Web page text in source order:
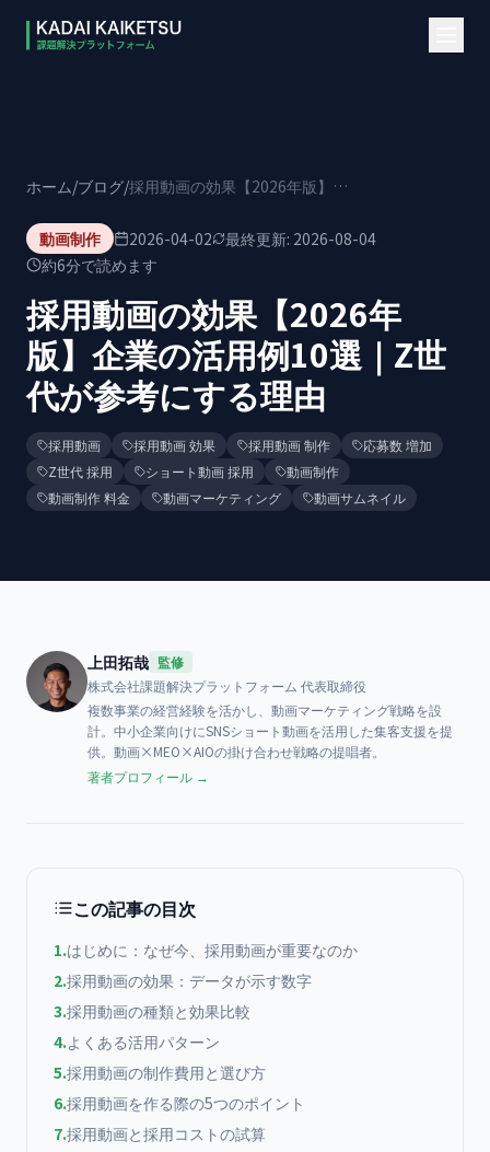
ホーム/ブログ/ 採用動画の効果【2026年版】企業の活用例10選｜Z世代が参考にする理由
動画制作 2026-04-02 最終更新: 2026-08-04
約6分で読めます
採用動画の効果【2026年
版】企業の活用例10選｜Z世
代が参考にする理由
採用動画 採用動画 効果 採用動画 制作
応募数 増加
Z世代 採用
ショート動画 採用
動画制作
動画制作 料金
動画マーケティング 動画サムネイル
上田拓哉 監修
株式会社課題解決プラットフォーム 代表取締役
複数事業の経営経験を活かし、動画マーケティング戦略を設
計。中小企業向けにSNSショート動画を活用した集客支援を提
供。動画×MEO×AIOの掛け合わせ戦略の提唱者。
著者プロフィール →
この記事の目次
1.はじめに：なぜ今、採用動画が重要なのか
2.採用動画の効果：データが示す数字
3.採用動画の種類と効果比較
4.よくある活用パターン
5.採用動画の制作費用と選び方
6.採用動画を作る際の5つのポイント
7.採用動画と採用コストの試算